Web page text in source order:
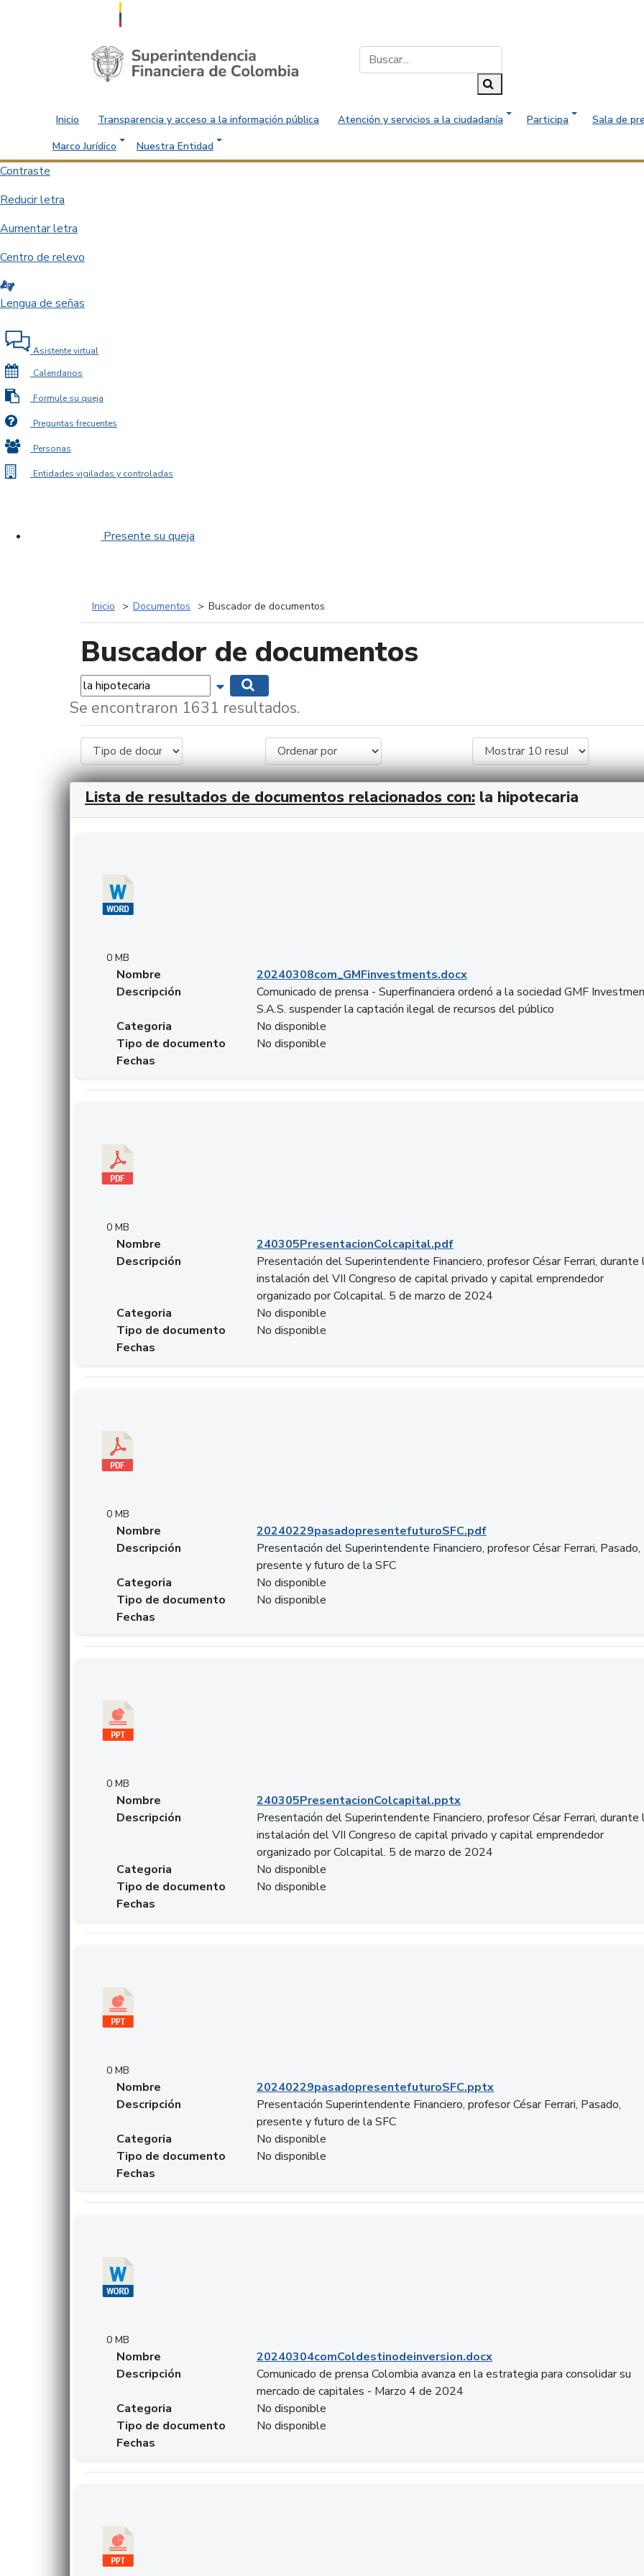
Saltar al contenido principal
Inicio Transparencia y acceso a la información pública Atención y servicios a la ciudadanía Participa
Sala de
Marco Jurídico
Nuestra Entidad
Contraste
Reducir letra
Aumentar letra
Centro de relevo
Lengua de señas
Asistente virtual
Calendarios
Formule su queja
Preguntas frecuentes
Personas
Entidades vigiladas y controladas
Presente su queja
Inicio Documentos Buscador de documentos
Buscador de documentos
Palabras... Mostrar opciones de búsqueda
Se encontraron 1631 resultados.
Lista de resultados de documentos relacionados con: la hipotecaria
0 MB
Nombre
20240308com_GMFinvestments.docx
Descripción
Comunicado de prensa - Superfinanciera ordenó a la sociedad GMF
S.A.S. suspender la captación ilegal de recursos del público
Categoria
No disponible
Tipo de documento
No disponible
Fechas
0 MB
Nombre
240305PresentacionColcapital.pdf
Descripción
Presentación del Superintendente Financiero, profesor César Ferrari, durante
instalación del VII Congreso de capital privado y capital emprendedor
organizado por Colcapital. 5 de marzo de 2024
Categoria
No disponible
Tipo de documento
No disponible
Fechas
0 MB
Nombre
20240229pasadopresentefuturoSFC.pdf
Descripción
Presentación del Superintendente Financiero, profesor César Ferrari, Pasado,
presente y futuro de la SFC
Categoria
No disponible
Tipo de documento
No disponible
Fechas
0 MB
Nombre
240305PresentacionColcapital.pptx
Descripción
Presentación del Superintendente Financiero, profesor César Ferrari, durante
instalación del VII Congreso de capital privado y capital emprendedor
organizado por Colcapital. 5 de marzo de 2024
Categoria
No disponible
Tipo de documento
No disponible
Fechas
0 MB
Nombre
20240229pasadopresentefuturoSFC.pptx
Descripción
Presentación Superintendente Financiero, profesor César Ferrari, Pasado,
presente y futuro de la SFC
Categoria
No disponible
Tipo de documento
No disponible
Fechas
0 MB
Nombre
20240304comColdestinodeinversion.docx
Descripción
Comunicado de prensa Colombia avanza en la estrategia para consolidar su
mercado de capitales - Marzo 4 de 2024
Categoria
No disponible
Tipo de documento
No disponible
Fechas